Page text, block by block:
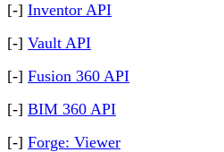
[-] Inventor API
[-] Vault API
[-] Fusion 360 API
[-] BIM 360 API
[-] Forge: Viewer